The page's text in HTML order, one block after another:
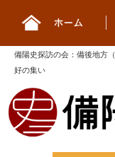
備陽史探訪の会 ： 備後地方
好の集い